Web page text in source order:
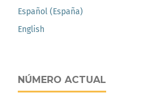
Español (España)
English
NÚMERO ACTUAL